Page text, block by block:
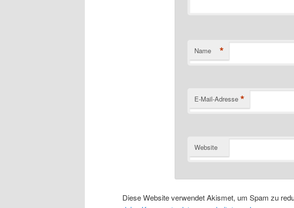
Name *
E-Mail-Adresse *
Website
Diese Website verwendet Akismet, um Spam zu